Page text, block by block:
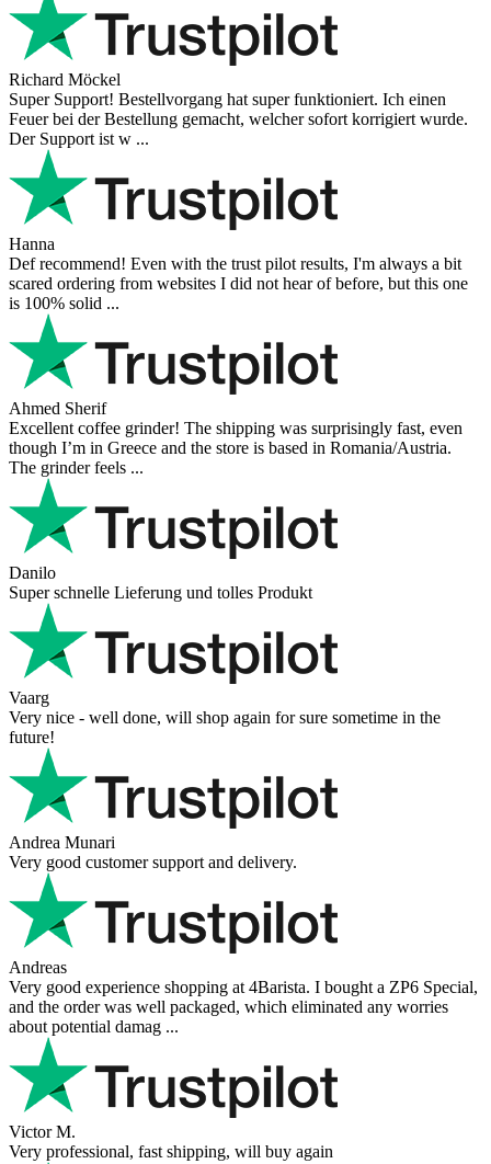
Richard Möckel
Super Support! Bestellvorgang hat super funktioniert. Ich einen
Feuer bei der Bestellung gemacht, welcher sofort korrigiert wurde.
Der Support ist w ...
Hanna
Def recommend! Even with the trust pilot results, I'm always a bit
scared ordering from websites I did not hear of before, but this one
is 100% solid ...
Ahmed Sherif
Excellent coffee grinder! The shipping was surprisingly fast, even
though I’m in Greece and the store is based in Romania/Austria.
The grinder feels ...
Danilo
Super schnelle Lieferung und tolles Produkt
Vaarg
Very nice - well done, will shop again for sure sometime in the
future!
Andrea Munari
Very good customer support and delivery.
Andreas
Very good experience shopping at 4Barista. I bought a ZP6 Special,
and the order was well packaged, which eliminated any worries
about potential damag ...
Victor M.
Very professional, fast shipping, will buy again